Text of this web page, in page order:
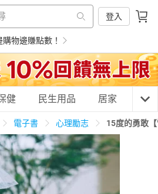
登入
物邊賺點數！
糕 養生保健 民生用品
健 民生用品 居家 3C
電子書 心理勵志 15度的勇敢